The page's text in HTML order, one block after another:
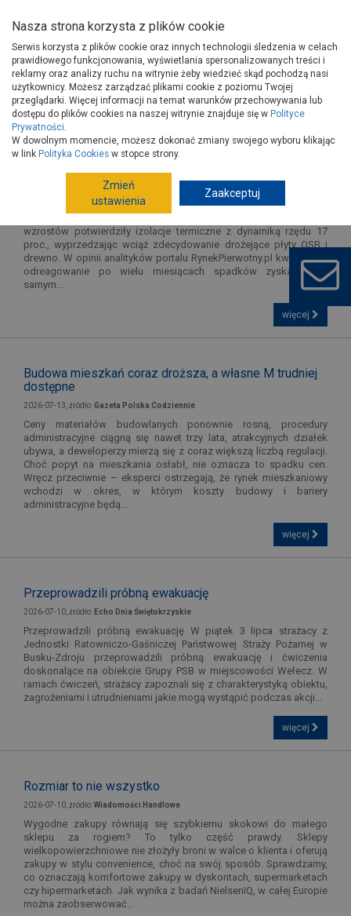
Prasa o PSB
Drogo, coraz drożej. Mamy potwierdzenie wybicia cen
rynekpierwotny.pl
Kolejny miesiąc wyraźnego wzrostu cen materiałów budowlanych.
wzrostów potwierdziły izolacje termiczne z dynamiką rzędu 17
proc., wyprzedzając wciąż zdecydowanie drożejące płyty OSB i
drewno. W opinii analityków portalu RynekPierwotny.pl kwietniowe
odreagowanie po wielu miesiącach spadków zyskało tym
samym...
więcej
Budowa mieszkań coraz droższa, a własne M trudniej
dostępne
2026-07-13, źródło: Gazeta Polska Codziennie
Ceny materiałów budowlanych ponownie rosną, procedury
administracyjne ciągną się nawet trzy lata, atrakcyjnych działek
ubywa, a deweloperzy mierzą się z coraz większą liczbą regulacji.
Choć popyt na mieszkania osłabł, nie oznacza to spadku cen.
Wręcz przeciwnie – eksperci ostrzegają, że rynek mieszkaniowy
wchodzi w okres, w którym koszty budowy i bariery
administracyjne będą...
więcej
Przeprowadzili próbną ewakuację
2026-07-10, źródło: Echo Dnia Świętokrzyskie
Przeprowadzili próbną ewakuację W piątek 3 lipca strażacy z
Jednostki Ratowniczo-Gaśniczej Państwowej Straży Pożarnej w
Busku-Zdroju przeprowadzili próbną ewakuację i ćwiczenia
doskonalące na obiekcie Grupy PSB w miejscowości Wełecz. W
ramach ćwiczeń, strażacy zapoznali się z charakterystyką obiektu,
zagrożeniami i utrudnieniami jakie mogą wystąpić podczas akcji...
więcej
Rozmiar to nie wszystko
2026-07-10, źródło:Wiadomości Handlowe
Wygodne zakupy równają się szybkiemu skokowi do małego
sklepu za rogiem? To tylko część prawdy. Sklepy
wielkopowierzchniowe nie złożyły broni w walce o klienta i oferują
zakupy w stylu convenience, choć na swój sposób. Sprawdzamy,
co oznaczają komfortowe zakupy w dyskontach, supermarketach
czy hipermarketach. Jak wynika z badań NielsenIQ, w całej Europie
można zaobserwować...
Nasza strona korzysta z plików cookie
Serwis korzysta z plików cookie oraz innych technologii śledzenia w celach
prawidłowego funkcjonowania, wyświetlania spersonalizowanych treści i
reklamy oraz analizy ruchu na witrynie żeby wiedzieć skąd pochodzą nasi
użytkownicy. Możesz zarządzać plikami cookie z poziomu Twojej
przeglądarki. Więcej informacji na temat warunków przechowywania lub
dostępu do plików cookies na naszej witrynie znajduje się w Polityce
Prywatności.
W dowolnym momencie, możesz dokonać zmiany swojego wyboru klikając
w link Polityka Cookies w stopce strony.
Zmień
ustawienia
Zaakceptuj